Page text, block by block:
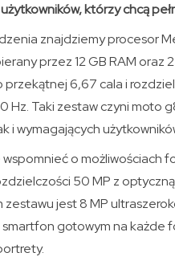
którzy chcą
znajdziemy procesor
przez 12 GB RAM oraz
przekątnej 6,67 cala i
Hz. Taki zestaw czyni moto
i wymagających
o możliwościach
50 MP z
zestawu jest 8 MP
smartfon gotowym na